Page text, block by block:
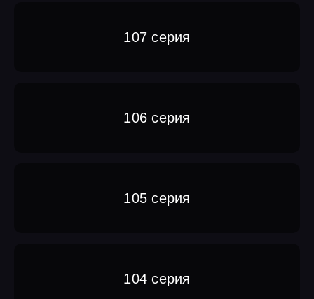
107 серия
106 серия
105 серия
104 серия